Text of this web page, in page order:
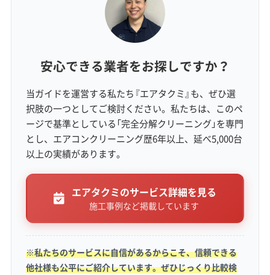
再発する、といったトラブルにつながる可能性
路事情）
室内環境への意識が高い子育て世帯が多い
一方、駅周辺の駐車事情が厳しく、クリー
ニング業者選びの際には作業環境も考慮に
入れる必要があります。
安心できる業者をお探しですか？
当ガイドを運営する私たち『エアタクミ』も、ぜひ選
択肢の一つとしてご検討ください。私たちは、このペ
ージで基準としている「完全分解クリーニング」を専門
とし、エアコンクリーニング歴6年以上、延べ5,000台
以上の実績があります。
エアタクミのサービス詳細を見る
施工事例など掲載しています
※私たちのサービスに自信があるからこそ、信頼できる
他社様も公平にご紹介しています。ぜひじっくり比較検